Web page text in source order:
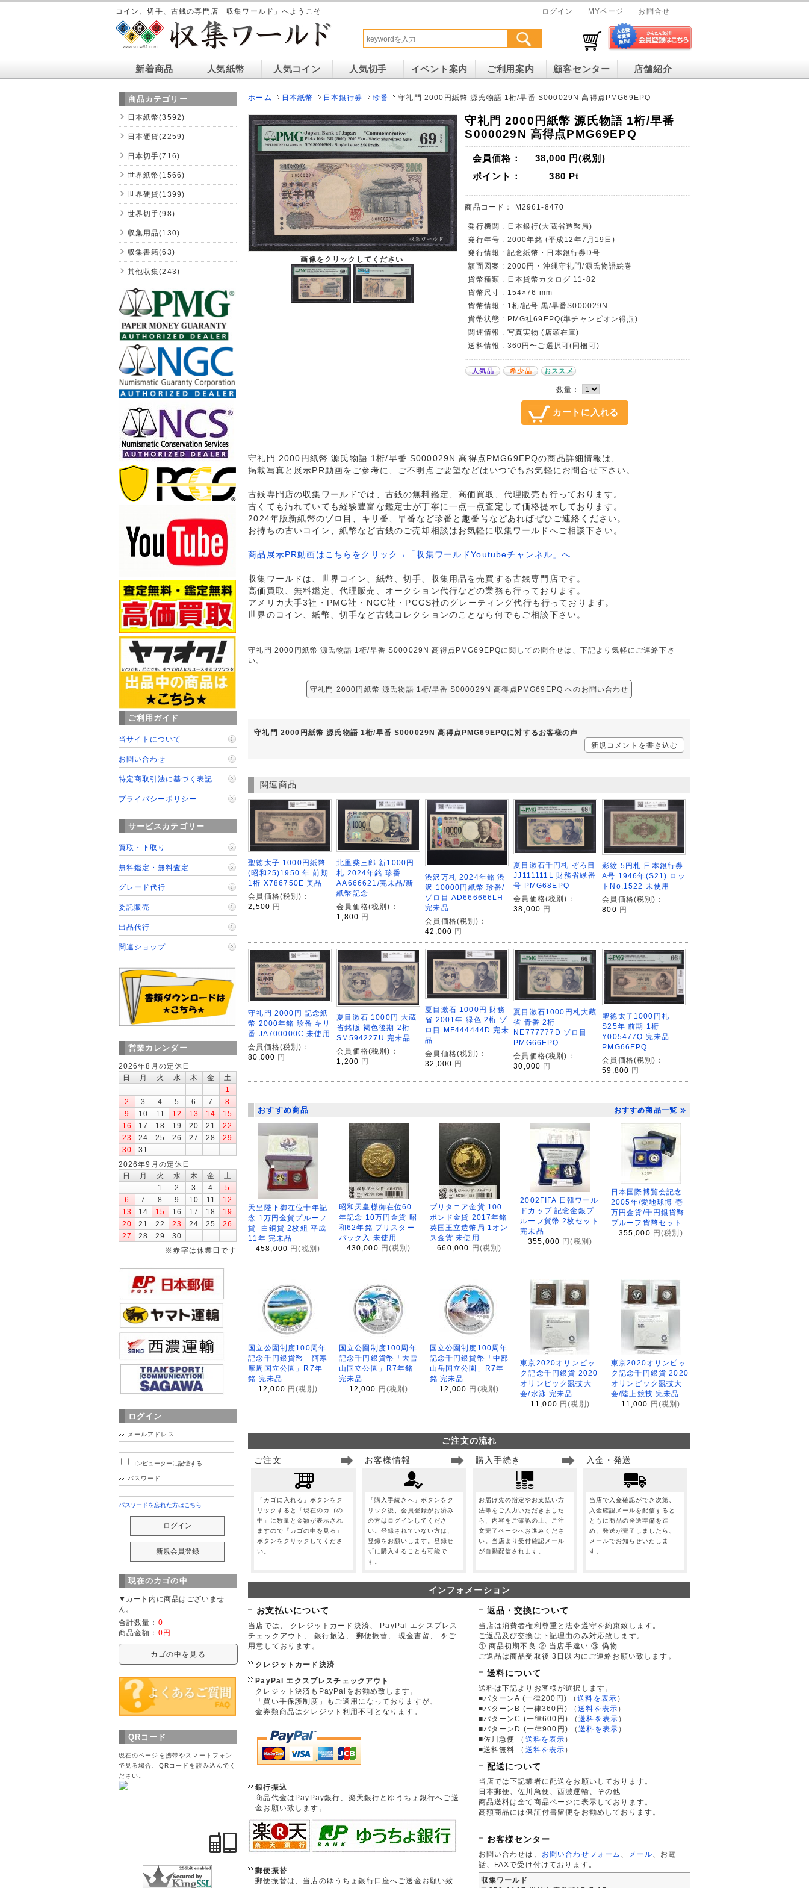
コイン、切手、古銭の専門店「収集ワールド」へようこそ ログイン MYページ お問合せ
新着商品 人気紙幣 人気コイン 人気切手 イベント案内 ご利用案内 顧客センター 店舗紹介
ホーム 日本紙幣 日本銀行券 珍番 守礼門 2000円紙幣 源氏物語 1桁/早番 S000029N 高得点PMG69EPQ
画像をクリックしてください
守礼門 2000円紙幣 源氏物語 1桁/早番
S000029N 高得点PMG69EPQ
会員価格： 38,000 円(税別)
ポイント：
380 Pt
商品コード： M2961-8470
発行機関 : 日本銀行(大蔵省造幣局)
発行年号 : 2000年銘 (平成12年7月19日)
発行情報 : 記念紙幣・日本銀行券D号
額面図案 : 2000円・沖縄守礼門/源氏物語絵巻
貨幣種類 : 日本貨幣カタログ 11-82
貨幣尺寸 : 154×76 mm
貨幣情報 : 1桁/記号 黒/早番S000029N
貨幣状態 : PMG社69EPQ(準チャンピオン得点)
関連情報 : 写真実物 (店頭在庫)
送料情報 : 360円〜ご選択可(同梱可)
人気品 希少品 おススメ
数量：
守礼門 2000円紙幣 源氏物語 1桁/早番 S000029N 高得点PMG69EPQの商品詳細情報は、
掲載写真と展示PR動画をご参考に、ご不明点ご要望などはいつでもお気軽にお問合せ下さい。
古銭専門店の収集ワールドでは、古銭の無料鑑定、高価買取、代理販売も行っております。
古くても汚れていても経験豊富な鑑定士が丁寧に一点一点査定して価格提示しております。
2024年版新紙幣のゾロ目、キリ番、早番など珍番と趣番号などあればぜひご連絡ください。
お持ちの古いコイン、紙幣など古銭のご売却相談はお気軽に収集ワールドへご相談下さい。
商品展示PR動画はこちらをクリック→「収集ワールドYoutubeチャンネル」へ
収集ワールドは、世界コイン、紙幣、切手、収集用品を売買する古銭専門店です。
高価買取、無料鑑定、代理販売、オークション代行などの業務も行っております。
アメリカ大手3社・PMG社・NGC社・PCGS社のグレーティング代行も行っております。
世界のコイン、紙幣、切手など古銭コレクションのことなら何でもご相談下さい。
守礼門 2000円紙幣 源氏物語 1桁/早番 S000029N 高得点PMG69EPQに関しての問合せは、下記より気軽にご連絡下さ
い。
守礼門 2000円紙幣 源氏物語 1桁/早番 S000029N 高得点PMG69EPQ へのお問い合わせ
守礼門 2000円紙幣 源氏物語 1桁/早番 S000029N 高得点PMG69EPQに対するお客様の声
新規コメントを書き込む
関連商品
聖徳太子 1000円紙幣
(昭和25)1950 年 前期
1桁 X786750E 美品
会員価格(税別)：
2,500 円
北里柴三郎 新1000円
札 2024年銘 珍番
AA666621/完未品/新
紙幣記念
会員価格(税別)：
1,800 円
渋沢万札 2024年銘 渋
沢 10000円紙幣 珍番/
ゾロ目 AD666666LH
完未品
会員価格(税別)：
42,000 円
夏目漱石千円札 ぞろ目
JJ111111L 財務省緑番
号 PMG68EPQ
会員価格(税別)：
38,000 円
彩紋 5円札 日本銀行券
A号 1946年(S21) ロッ
トNo.1522 未使用
会員価格(税別)：
800 円
守礼門 2000円 記念紙
幣 2000年銘 珍番 キリ
番 JA700000C 未使用
会員価格(税別)：
80,000 円
夏目漱石 1000円 大蔵
省銘版 褐色後期 2桁
SM594227U 完未品
会員価格(税別)：
1,200 円
夏目漱石 1000円 財務
省 2001年 緑色 2桁 ゾ
ロ目 MF444444D 完未
品
会員価格(税別)：
32,000 円
夏目漱石1000円札大蔵
省 青番 2桁
NE777777D ゾロ目
PMG66EPQ
会員価格(税別)：
30,000 円
聖徳太子1000円札
S25年 前期 1桁
Y005477Q 完未品
PMG66EPQ
会員価格(税別)：
59,800 円
おすすめ商品 おすすめ商品一覧
天皇陛下御在位十年記
念 1万円金貨プルーフ
貨+白銅貨 2枚組 平成
11年 完未品
458,000 円(税別)
昭和天皇様御在位60
年記念 10万円金貨 昭
和62年銘 ブリスター
パック入 未使用
430,000 円(税別)
ブリタニア金貨 100
ポンド金貨 2017年銘
英国王立造幣局 1オン
ス金貨 未使用
660,000
円(税別)
2002FIFA 日韓ワール
ドカップ 記念金銀プ
ルーフ貨幣 2枚セット
完未品
355,000 円(税別)
日本国際博覧会記念
2005年/愛地球博 壱
万円金貨/千円銀貨幣
プルーフ貨幣セット
355,000 円(税別)
国立公園制度100周年
記念千円銀貨幣「阿寒
摩周国立公園」R7年
銘 完未品
12,000 円(税別)
国立公園制度100周年
記念千円銀貨幣「大雪
山国立公園」R7年銘
完未品
12,000 円(税別)
国立公園制度100周年
記念千円銀貨幣「中部
山岳国立公園」R7年
銘 完未品
12,000 円(税別)
東京2020オリンピッ
ク記念千円銀貨 2020
オリンピック競技大
会/水泳 完未品
11,000 円(税別)
東京2020オリンピッ
ク記念千円銀貨 2020
オリンピック競技大
会/陸上競技 完未品
11,000 円(税別)
ご注文の流れ
ご注文
「カゴに入れる」ボタンをク
リックすると「現在のカゴの
中」に数量と金額が表示され
ますので「カゴの中を見る」
ボタンをクリックしてくださ
い。
お客様情報
「購入手続きへ」ボタンをク
リック後、会員登録がお済み
の方はログインしてくださ
い。登録されていない方は、
登録をお願いします。登録せ
ずに購入することも可能で
す。
購入手続き
お届け先の指定やお支払い方
法等をご入力いただきました
ら、内容をご確認の上、ご注
文完了ページへお進みくださ
い。当店より受付確認メール
が自動配信されます。
入金・発送
当店で入金確認ができ次第、
入金確認メールを配信すると
ともに商品の発送準備を進
め、発送が完了しましたら、
メールでお知らせいたしま
す。
インフォメーション
お支払いについて
当店では、 クレジットカード決済、 PayPal エクスプレス
チェックアウト、 銀行振込、 郵便振替、 現金書留、 をご
用意しております。
クレジットカード決済
PayPal エクスプレスチェックアウト
クレジット決済もPayPalをお勧め致します。
「買い手保護制度」もご適用になっておりますが、
金券類商品はクレジット利用不可となります。
銀行振込
商品代金はPayPay銀行、楽天銀行とゆうちょ銀行へご送
金お願い致します。
郵便振替
郵便振替は、当店のゆうちょ銀行口座へご送金お願い致
返品・交換について
当店は消費者権利尊重と法令遵守を約束致します。
ご返品及び交換は下記理由のみ対応致します。
① 商品初期不良 ② 当店手違い ③ 偽物
ご返品は商品受取後 3日以内にご連絡お願い致します。
送料について
送料は下記よりお客様が選択します。
■パターンA (一律200円)
（送料を表示 ）
■パターンB (一律360円)
（送料を表示 ）
■パターンC (一律600円)
（送料を表示 ）
■パターンD (一律900円)
（送料を表示 ）
■佐川急便
（ 送料を表示 ）
■送料無料
（ 送料を表示 ）
配送について
当店では下記業者に配送をお願いしております。
日本郵便、佐川急便、西濃運輸、その他
商品送料は全て商品ページに表示しております。
高額商品には保証付書留便をお勧めしております。
お客様センター
お問い合わせは、 お問い合わせフォーム メール 、お電
話、FAXで受け付けております。
収集ワールド
商品カテゴリー
日本紙幣(3592)
日本硬貨(2259)
日本切手(716)
世界紙幣(1566)
世界硬貨(1399)
世界切手(98)
収集用品(130)
収集書籍(63)
其他収集(243)
ご利用ガイド
当サイトについて
お問い合わせ
特定商取引法に基づく表記
プライバシーポリシー
サービスカテゴリー
買取・下取り
無料鑑定・無料査定
グレード代行
委託販売
出品代行
関連ショップ
営業カレンダー
2026年8月の定休日
日
月 火 水 木 金
土
1
2
3 4 5 6 7
8
9
10 11 12 13 14
15
16
17 18 19 20 21
22
23
24 25 26 27 28
29
30
31
2026年9月の定休日
日
月 火 水 木 金
土
1
2 3 4
5
6
7 8 9 10 11
12
13
14 15 16 17 18
19
20
21 22 23 24 25
26
27
28 29
30
※赤字は休業日です
ログイン
メールアドレス
コンピューターに記憶する
パスワード
パスワードを忘れた方はこちら
現在のカゴの中
▼カート内に商品はございませ
ん。
合計数量： 0
商品金額： 0円
カゴの中を見る
QRコード
現在のページを携帯やスマートフォン
で見る場合、QRコードを読み込んでく
ださい。